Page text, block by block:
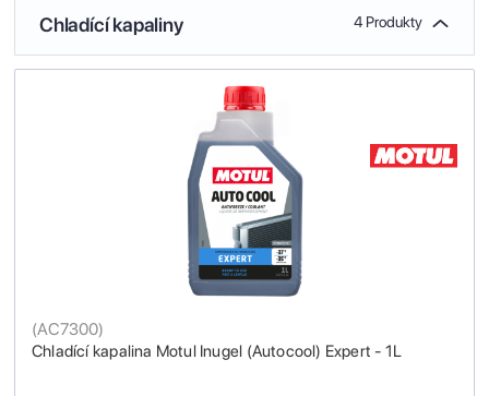
Chladící kapaliny 4 Produkty
Chladící kapalina Motul Inugel (Autocool) Expert - 1L
(AC7300)